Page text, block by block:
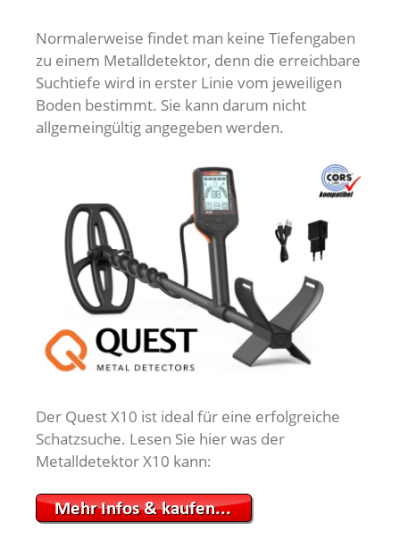
Normalerweise findet man keine Tiefengaben
zu einem Metalldetektor, denn die erreichbare
Suchtiefe wird in erster Linie vom jeweiligen
Boden bestimmt. Sie kann darum nicht
allgemeingültig angegeben werden.
Der Quest X10 ist ideal für eine erfolgreiche
Schatzsuche. Lesen Sie hier was der
Metalldetektor X10 kann: